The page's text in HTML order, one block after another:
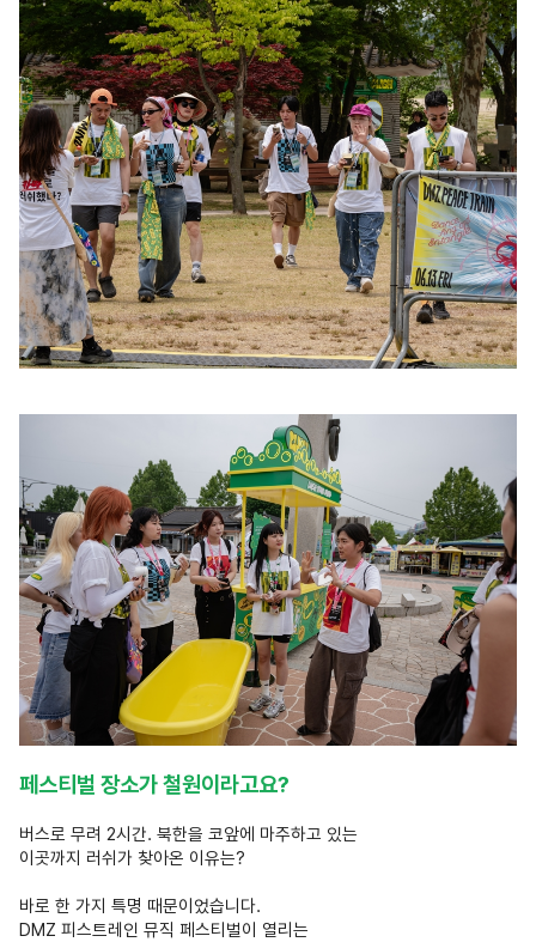
페스티벌 장소가 철원이라고요?
버스로 무려 2시간. 북한을 코앞에 마주하고 있는
이곳까지 러쉬가 찾아온 이유는?
바로 한 가지 특명 때문이었습니다.
DMZ 피스트레인 뮤직 페스티벌이 열리는